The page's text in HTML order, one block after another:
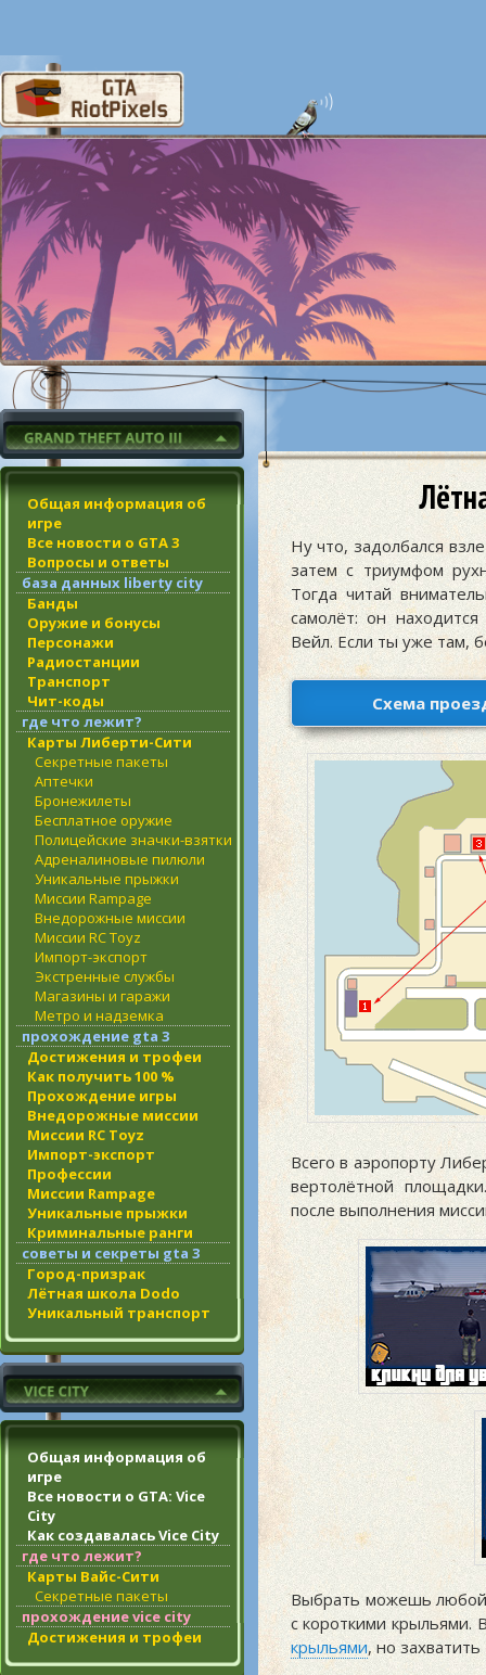
Общая информация об
игре
Все новости о GTA 3
Вопросы и ответы
база данных liberty city
Банды
Оружие и бонусы
Персонажи
Радиостанции
Транспорт
Чит-коды
где что лежит?
Карты Либерти-Сити
Секретные пакеты
Аптечки
Бронежилеты
Бесплатное оружие
Полицейские значки-взятки
Адреналиновые пилюли
Уникальные прыжки
Миссии Rampage
Внедорожные миссии
Миссии RC Toyz
Импорт-экспорт
Экстренные службы
Магазины и гаражи
Метро и надземка
прохождение gta 3
Достижения и трофеи
Как получить 100 %
Прохождение игры
Внедорожные миссии
Миссии RC Toyz
Импорт-экспорт
Профессии
Миссии Rampage
Уникальные прыжки
Криминальные ранги
советы и секреты gta 3
Город-призрак
Лётная школа Dodo
Уникальный транспорт
Общая информация об
игре
Все новости о GTA: Vice
City
Как создавалась Vice City
где что лежит?
Карты Вайс-Сити
Секретные пакеты
прохождение vice city
Достижения и трофеи
Ну что, задолбался
затем с триумфом
Тогда читай
самолёт: он
Вейл. Если ты уже там,
Схема
Всего в аэропорту
вертолётной
после выполнения
Выбрать можешь
с короткими
крыльями, но